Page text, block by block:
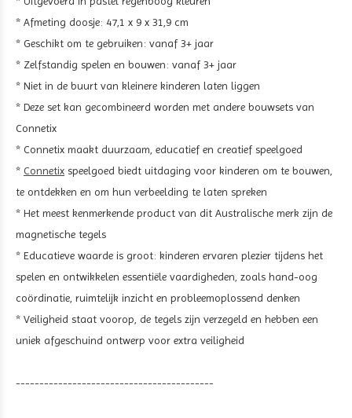
* Afmeting doosje: 47,1 x 9 x 31,9 cm
* Geschikt om te gebruiken: vanaf 3+ jaar
* Zelfstandig spelen en bouwen: vanaf 3+ jaar
* Niet in de buurt van kleinere kinderen laten liggen
* Deze set kan gecombineerd worden met andere bouwsets van
Connetix
* Connetix maakt duurzaam, educatief en creatief speelgoed
* Connetix speelgoed biedt uitdaging voor kinderen om te bouwen,
te ontdekken en om hun verbeelding te laten spreken
* Het meest kenmerkende product van dit Australische merk zijn de
magnetische tegels
* Educatieve waarde is groot: kinderen ervaren plezier tijdens het
spelen en ontwikkelen essentiële vaardigheden, zoals hand-oog
coördinatie, ruimtelijk inzicht en probleemoplossend denken
* Veiligheid staat voorop, de tegels zijn verzegeld en hebben een
uniek afgeschuind ontwerp voor extra veiligheid
------------------------------------------